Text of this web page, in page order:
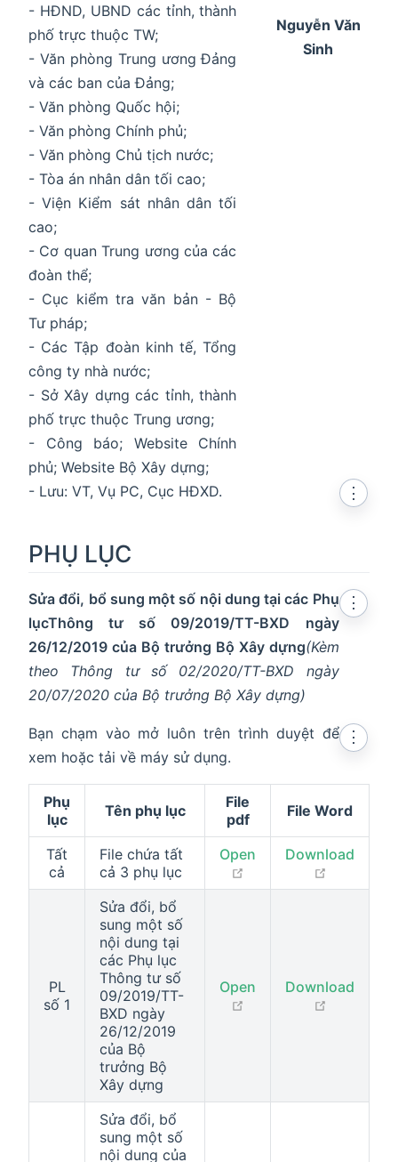
- HĐND, UBND các tỉnh, thành
phố trực thuộc TW;
- Văn phòng Trung ương Đảng
và các ban của Đảng;
- Văn phòng Quốc hội;
- Văn phòng Chính phủ;
- Văn phòng Chủ tịch nước;
- Tòa án nhân dân tối cao;
- Viện Kiểm sát nhân dân tối
cao;
- Cơ quan Trung ương của các
đoàn thể;
- Cục kiểm tra văn bản - Bộ
Tư pháp;
- Các Tập đoàn kinh tế, Tổng
công ty nhà nước;
- Sở Xây dựng các tỉnh, thành
phố trực thuộc Trung ương;
- Công báo; Website Chính
phủ; Website Bộ Xây dựng;
- Lưu: VT, Vụ PC, Cục HĐXD.
Nguyễn Văn
Sinh
PHỤ LỤC
⋮
Sửa đổi, bổ sung một số nội dung tại các Phụ
lụcThông tư số 09/2019/TT-BXD ngày
26/12/2019 của Bộ trưởng Bộ Xây dựng(Kèm
theo Thông tư số 02/2020/TT-BXD ngày
20/07/2020 của Bộ trưởng Bộ Xây dựng)
⋮
Bạn chạm vào mở luôn trên trình duyệt để
xem hoặc tải về máy sử dụng.
⋮
Phụ
lục
Tên phụ lục
File
pdf
File Word
Tất
cả
File chứa tất
cả 3 phụ lục
Open
open in new window
Download
PL
số 1
Sửa đổi, bổ
sung một số
nội dung tại
các Phụ lục
Thông tư số
09/2019/TT-
BXD ngày
26/12/2019
của Bộ
trưởng Bộ
Xây dựng
Open
open in new window
Download
Sửa đổi, bổ
sung một số
nội dung của